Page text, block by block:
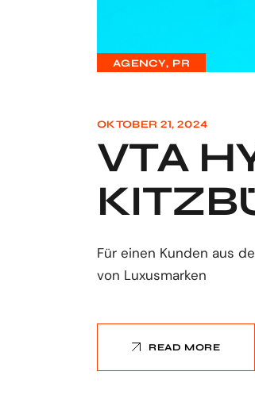
AGENCY PR
OKTOBER 21, 2024
VTA
Für einen Kunden aus
von Luxusmarken
READ MORE